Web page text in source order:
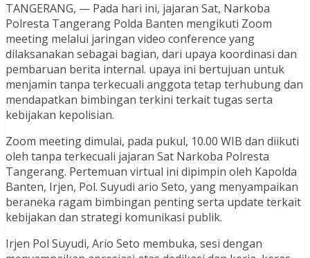
TANGERANG, — Pada hari ini, jajaran Sat, Narkoba
Polresta Tangerang Polda Banten mengikuti Zoom
meeting melalui jaringan video conference yang
dilaksanakan sebagai bagian, dari upaya koordinasi dan
pembaruan berita internal. upaya ini bertujuan untuk
menjamin tanpa terkecuali anggota tetap terhubung dan
mendapatkan bimbingan terkini terkait tugas serta
kebijakan kepolisian.
Zoom meeting dimulai, pada pukul, 10.00 WIB dan diikuti
oleh tanpa terkecuali jajaran Sat Narkoba Polresta
Tangerang. Pertemuan virtual ini dipimpin oleh Kapolda
Banten, Irjen, Pol. Suyudi ario Seto, yang menyampaikan
beraneka ragam bimbingan penting serta update terkait
kebijakan dan strategi komunikasi publik.
Irjen Pol Suyudi, Ario Seto membuka, sesi dengan